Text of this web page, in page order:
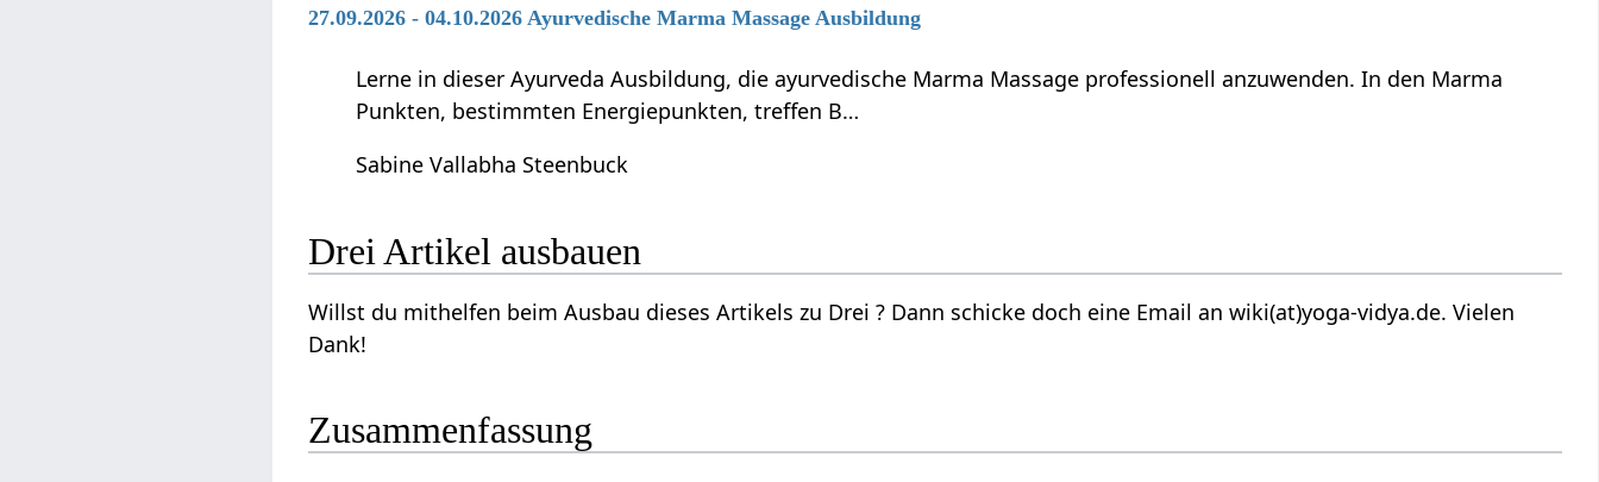
27.09.2026 - 04.10.2026 Ayurvedische Marma Massage Ausbildung
Lerne in dieser Ayurveda Ausbildung, die ayurvedische Marma Massage professionell anzuwenden. In den Marma
Punkten, bestimmten Energiepunkten, treffen B…
Sabine Vallabha Steenbuck
Drei‏‎ Artikel ausbauen
Willst du mithelfen beim Ausbau dieses Artikels zu Drei‏‎ ? Dann schicke doch eine Email an wiki(at)yoga-vidya.de. Vielen
Dank!
Zusammenfassung